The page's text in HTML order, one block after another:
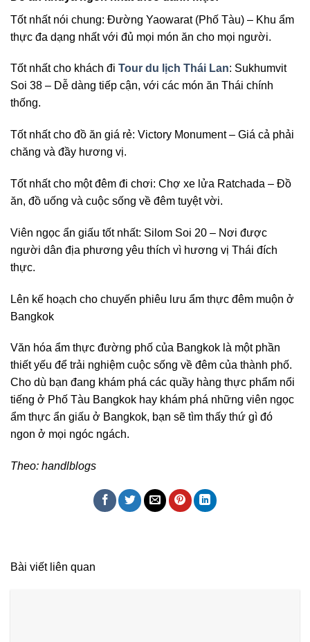
Tốt nhất nói chung: Đường Yaowarat (Phố Tàu) – Khu ẩm
thực đa dạng nhất với đủ mọi món ăn cho mọi người.
Tốt nhất cho khách đi Tour du lịch Thái Lan: Sukhumvit
Soi 38 – Dễ dàng tiếp cận, với các món ăn Thái chính
thống.
Tốt nhất cho đồ ăn giá rẻ: Victory Monument – ​​Giá cả phải
chăng và đầy hương vị.
Tốt nhất cho một đêm đi chơi: Chợ xe lửa Ratchada – Đồ
ăn, đồ uống và cuộc sống về đêm tuyệt vời.
Viên ngọc ẩn giấu tốt nhất: Silom Soi 20 – Nơi được
người dân địa phương yêu thích vì hương vị Thái đích
thực.
Lên kế hoạch cho chuyến phiêu lưu ẩm thực đêm muộn ở
Bangkok
Văn hóa ẩm thực đường phố của Bangkok là một phần
thiết yếu để trải nghiệm cuộc sống về đêm của thành phố.
Cho dù bạn đang khám phá các quầy hàng thực phẩm nổi
tiếng ở Phố Tàu Bangkok hay khám phá những viên ngọc
ẩm thực ẩn giấu ở Bangkok, bạn sẽ tìm thấy thứ gì đó
ngon ở mọi ngóc ngách.
Theo: handlblogs
Bài viết liên quan